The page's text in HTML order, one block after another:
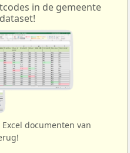
in de gemeente
documenten van